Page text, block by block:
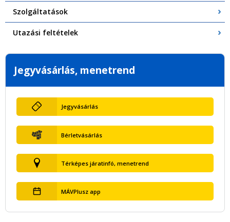
Szolgáltatások
Utazási feltételek
Jegyvásárlás, menetrend
Jegyvásárlás
Bérletvásárlás
Térképes járatinfó, menetrend
MÁVPlusz app